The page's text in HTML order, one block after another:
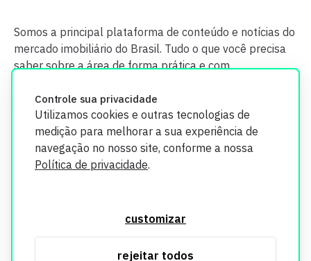
Controle sua privacidade
Utilizamos cookies e outras tecnologias de
medição para melhorar a sua experiência de
navegação no nosso site, conforme a nossa
Política de privacidade.
customizar
rejeitar todos
Somos a principal plataforma de conteúdo e notícias do
mercado imobiliário do Brasil. Tudo o que você precisa
saber sobre a área de forma prática e com
segurança. Todos os dados coletados em nosso site são
utilizados exclusivamente para fins de aprimoramento de
informações, consulte nossa Política de Privacidade.